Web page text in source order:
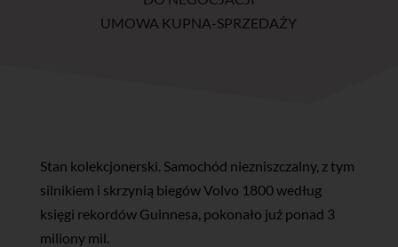
UMOWA KUPNA-SPRZEDAŻY
Stan kolekcjonerski. Samochód niezniszczalny, z tym
silnikiem i skrzynią biegów Volvo 1800 według
księgi rekordów Guinnesa, pokonało już ponad 3
miliony mil.